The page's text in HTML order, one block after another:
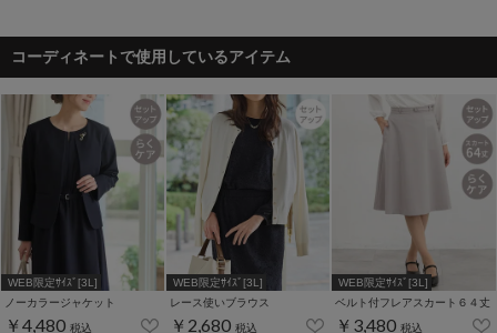
コーディネートで使用しているアイテム
WEB限定ｻｲｽﾞ[3L]
ノーカラージャケット
￥4,480 税込
WEB限定ｻｲｽﾞ[3L]
レース使いブラウス
￥2,680 税込
WEB限定ｻｲｽﾞ[3L]
ベルト付フレアスカート６４丈
￥3,480 税込